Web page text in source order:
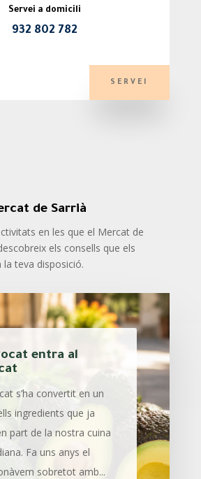
Servei a domicili
932 802 782
SERVEI
de Sarrià
en les que el Mercat de
els consells que els
teva disposició.
entra al
s’ha convertit en un
ingredients que ja
part de la nostra cuina
Fa uns anys el
sobretot amb...